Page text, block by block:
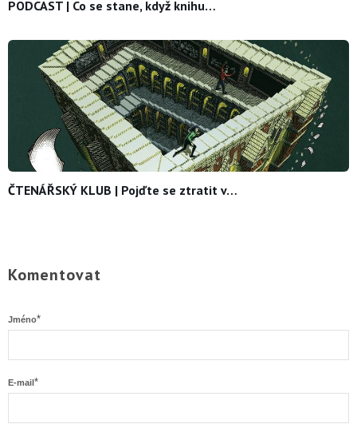
PODCAST | Co se stane, když knihu…
ČTENÁŘSKÝ KLUB | Pojďte se ztratit v…
Komentovat
Jméno*
E-mail*